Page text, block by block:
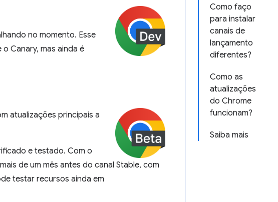
Como faço
para instalar
canais de
lançamento
diferentes?
Como as
atualizações
do Chrome
funcionam?
Saiba mais
no momento. Esse
Canary, mas ainda é
atualizações principais a
e testado. Com o
de um mês antes do canal Stable, com
testar recursos ainda em